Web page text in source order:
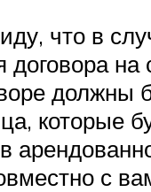
что в
договора на
должны
которые
с